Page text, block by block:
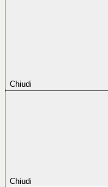
Chiudi
Chiudi